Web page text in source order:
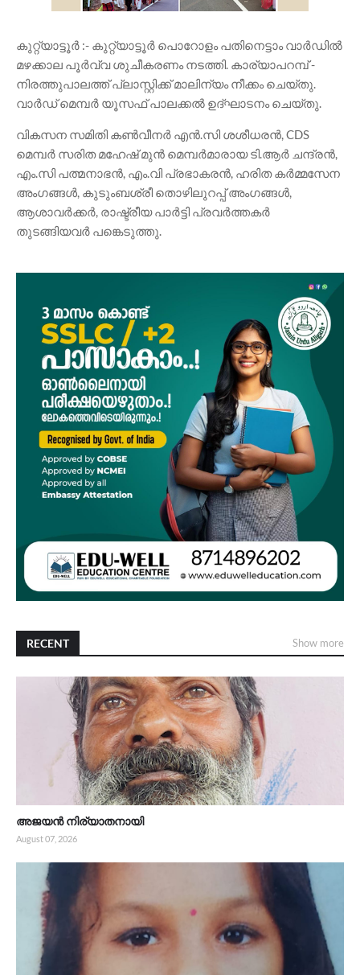
കുറ്റ്യാട്ടൂർ :- കുറ്റ്യാട്ടൂർ പൊറോളം പതിനെട്ടാം വാർഡിൽ
മഴക്കാല പൂർവ്വ ശുചീകരണം നടത്തി. കാര്യാപറമ്പ് -
നിരത്തുപാലത്ത് പ്ലാസ്റ്റിക്ക് മാലിന്യം നീക്കം ചെയ്തു.
വാർഡ്‌ മെമ്പർ യൂസഫ് പാലക്കൽ ഉദ്ഘാടനം ചെയ്തു.
വികസന സമിതി കൺവീനർ എൻ.സി ശശീധരൻ, CDS
മെമ്പർ സരിത മഹേഷ് മുൻ മെമ്പർമാരായ ടി.ആർ ചന്ദ്രൻ,
എം.സി പത്മനാഭൻ, എം.വി പ്രഭാകരൻ, ഹരിത കർമ്മസേന
അംഗങ്ങൾ, കുടുംബശ്രീ തൊഴിലുറപ്പ് അംഗങ്ങൾ,
ആശാവർക്കർ, രാഷ്ട്രീയ പാർട്ടി പ്രവർത്തകർ
തുടങ്ങിയവർ പങ്കെടുത്തു.
RECENT Show more
അജയൻ നിര്യാതനായി
August 07, 2026